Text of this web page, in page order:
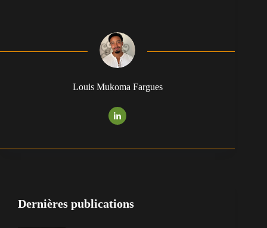
Louis Mukoma Fargues
Dernières publications